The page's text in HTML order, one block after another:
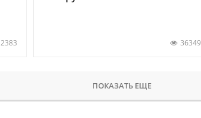
2383 36349
ПОКАЗАТЬ ЕЩЕ